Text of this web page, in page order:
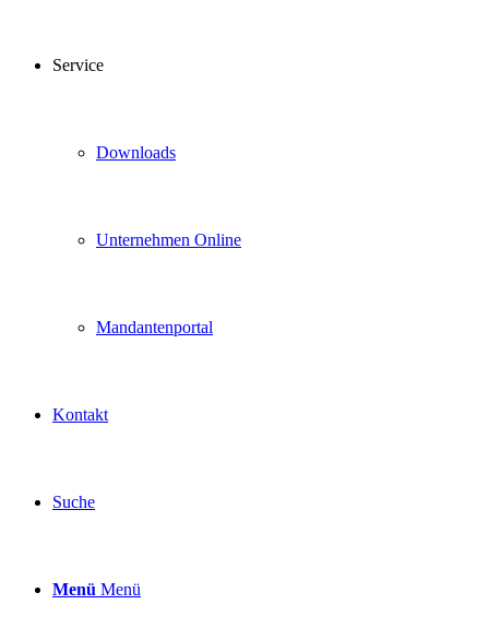
Service
Downloads
Unternehmen Online
Mandantenportal
Kontakt
Suche
Menü Menü